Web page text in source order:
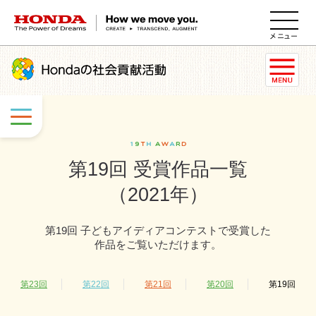
HONDA The Power of Dreams
第19回 受賞作品一覧
（2021年）
第19回 子どもアイディアコンテストで受賞した
作品をご覧いただけます。
第23回 第22回 第21回 第20回 第19回